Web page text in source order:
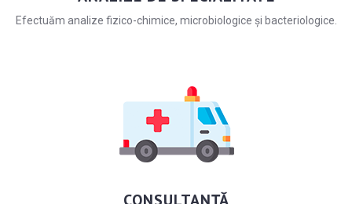
Efectuăm analize fizico-chimice, microbiologice și bacteriologice.